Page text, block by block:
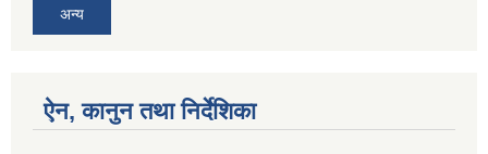
अन्य
ऐन, कानुन तथा निर्देशिका